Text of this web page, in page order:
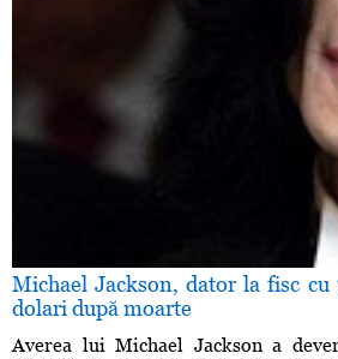
Michael Jackson, dator la fisc
dolari după moarte
Averea lui Michael Jackson a